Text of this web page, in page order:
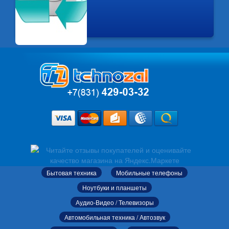
Бытовая техника
Мобильные телефоны
Ноутбуки и планшеты
Аудио-Видео / Телевизоры
Автомобильная техника / Автозвук